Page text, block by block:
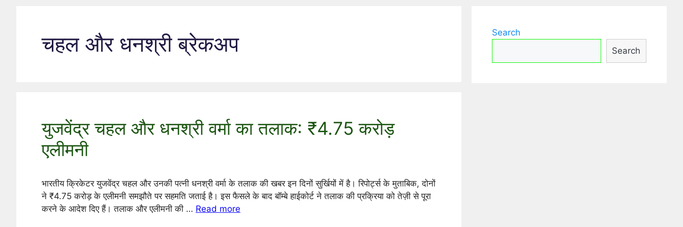
चहल और धनश्री ब्रेकअप
युजवेंद्र चहल और धनश्री वर्मा का तलाक: ₹4.75 करोड़
एलीमनी
भारतीय क्रिकेटर युजवेंद्र चहल और उनकी पत्नी धनश्री वर्मा के तलाक की खबर इन दिनों सुर्खियों में है। रिपोर्ट्स के मुताबिक, दोनों
ने ₹4.75 करोड़ के एलीमनी समझौते पर सहमति जताई है। इस फैसले के बाद बॉम्बे हाईकोर्ट ने तलाक की प्रक्रिया को तेज़ी से पूरा
करने के आदेश दिए हैं। तलाक और एलीमनी की … Read more
Search
Search